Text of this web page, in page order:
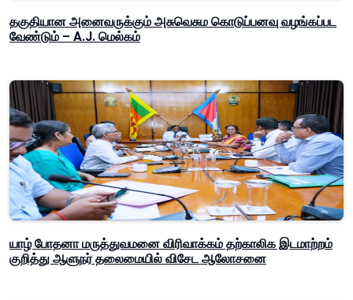
தகுதியான அனைவருக்கும் அசுவெசும கொடுப்பனவு வழங்கப்பட
வேண்டும் – A.J. மெல்கம்
யாழ் போதனா மருத்துவமனை விரிவாக்கம் தற்காலிக இடமாற்றம்
குறித்து ஆளுநர் தலைமையில் விசேட ஆலோசனை